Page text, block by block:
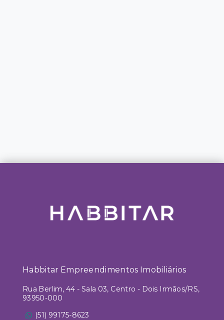
Habbitar Empreendimentos Imobiliários
Rua Berlim, 44 - Sala 03, Centro - Dois Irmãos/RS,
93950-000
(51) 99175-8623